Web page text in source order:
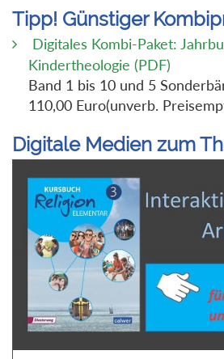
Tipp! Günstiger
Digitales Kombi-Paket:
Kindertheologie (PDF)
Band 1 bis 10 und 5
110,00 Euro(unverb.
Digitale Medien zum